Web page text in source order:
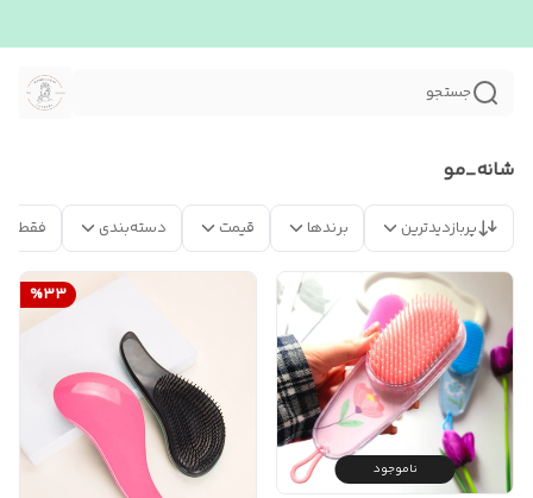
جستجو
شانه_مو
پربازدیدترین برندها قیمت دسته‌بندی فقط
ناموجود
%33